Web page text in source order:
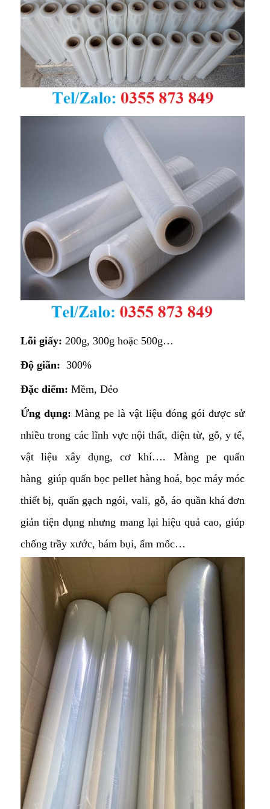
Lõi giấy: 200g, 300g hoặc 500g…
Độ giãn: 300%
Đặc điểm: Mềm, Dẻo
Ứng dụng: Màng pe là vật liệu đóng gói được sử
nhiều trong các lĩnh vực nội thất, điện từ, gỗ, y tế,
vật liệu xây dụng, cơ khí…. Màng pe quấn
hàng giúp quấn bọc pellet hàng hoá, bọc máy móc
thiết bị, quấn gạch ngói, vali, gỗ, áo quần khá đơn
giản tiện dụng nhưng mang lại hiệu quả cao, giúp
chống trầy xước, bám bụi, ẩm mốc…